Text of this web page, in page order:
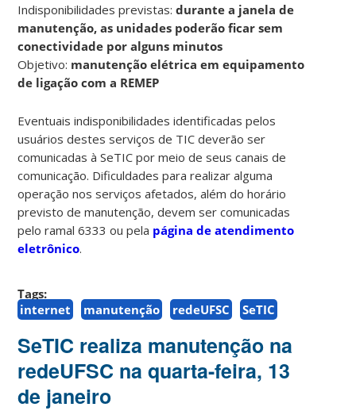
Indisponibilidades previstas: durante a janela de
manutenção, as unidades poderão ficar sem
conectividade por alguns minutos
Objetivo: manutenção elétrica em equipamento
de ligação com a REMEP
Eventuais indisponibilidades identificadas pelos
usuários destes serviços de TIC deverão ser
comunicadas à SeTIC por meio de seus canais de
comunicação. Dificuldades para realizar alguma
operação nos serviços afetados, além do horário
previsto de manutenção, devem ser comunicadas
pelo ramal 6333 ou pela página de atendimento
eletrônico.
Tags:
internet
manutenção redeUFSC SeTIC
SeTIC realiza manutenção na
redeUFSC na quarta-feira, 13
de janeiro